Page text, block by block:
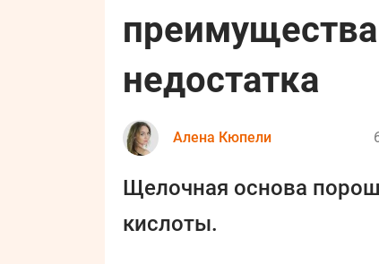
недостатка
Алена Кюпели
Щелочная основа
кислоты.